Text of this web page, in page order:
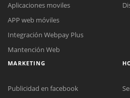
Aplicaciones moviles
APP web móviles
Integración Webpay Plus
Mantención Web
MARKETING
Publicidad en facebook